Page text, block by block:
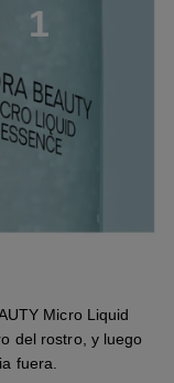
1
Micro Liquid
del rostro, y luego
fuera.